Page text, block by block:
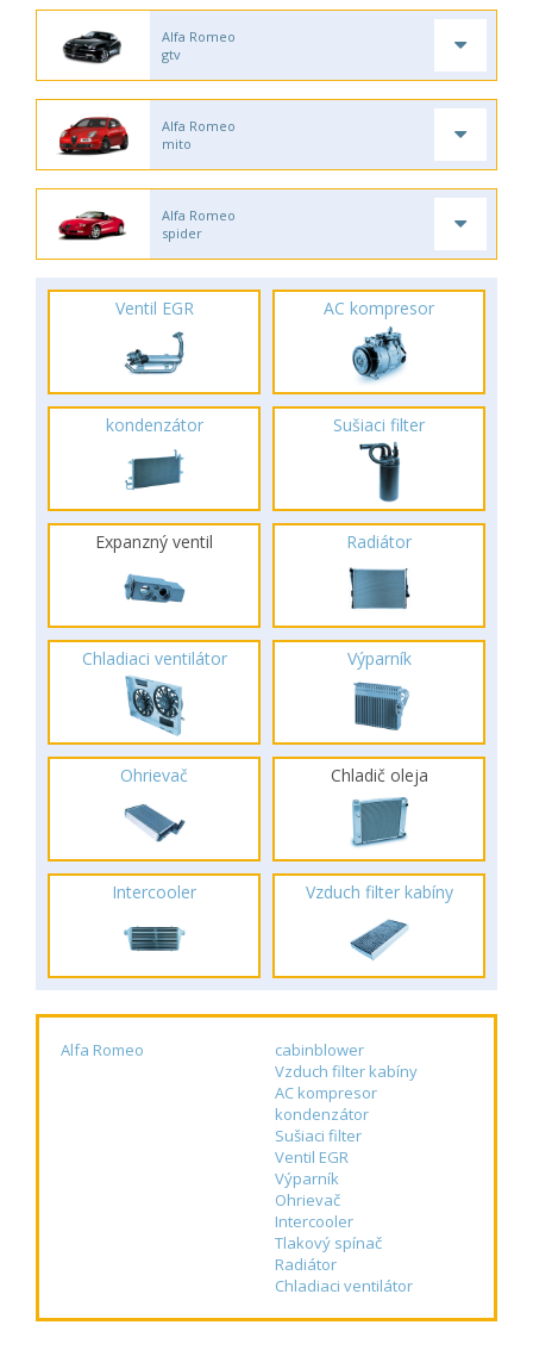
Alfa Romeo
gtv
Alfa Romeo
mito
Alfa Romeo
spider
Ventil EGR AC kompresor
kondenzátor Sušiaci filter
Expanzný ventil Radiátor
Chladiaci ventilátor Výparník
Ohrievač Chladič oleja
Intercooler Vzduch filter kabíny
Alfa Romeo
cabinblower
Vzduch filter kabíny
AC kompresor
kondenzátor
Sušiaci filter
Ventil EGR
Výparník
Ohrievač
Intercooler
Tlakový spínač
Radiátor
Chladiaci ventilátor